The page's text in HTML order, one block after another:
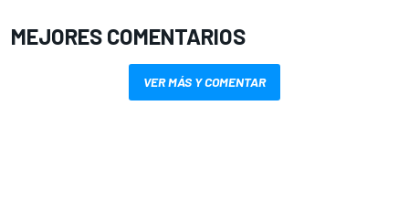
MEJORES COMENTARIOS
VER MÁS Y COMENTAR